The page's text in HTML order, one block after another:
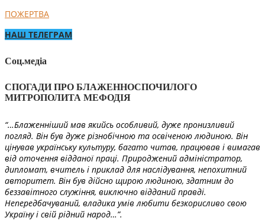
ПОЖЕРТВА
НАШ ТЕЛЕГРАМ
Соц.медіа
СПОГАДИ ПРО БЛАЖЕННОСПОЧИЛОГО
МИТРОПОЛИТА МЕФОДІЯ
“…Блаженніший мав якийсь особливий, дуже пронизливий
погляд. Він був дуже різнобічною та освіченою людиною. Він
цінував українську культуру, багато читав, працював і вимагав
від оточення відданої праці. Природжений адміністратор,
дипломат, вчитель і приклад для наслідування, непохитний
авторитет. Він був дійсно щирою людиною, здатним до
беззавітного служіння, виключно відданий правді.
Непередбачуваний, владика умів любити безкорисливо свою
Україну і свій рідний народ…”.